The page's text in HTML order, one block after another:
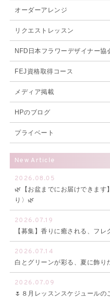
オーダーアレンジ
リクエストレッスン
NFD日本フラワーデザイナー協
FEJ資格取得コース
メディア掲載
HPのブログ
プライベート
New Article
2026.08.05
🌿【お盆までにお届けできます
り〉🌿
2026.07.19
【募集】香りに癒される、フレ
2026.07.14
白とグリーンが彩る、夏に飾り
2026.07.09
🌷８月レッスンスケジュールの